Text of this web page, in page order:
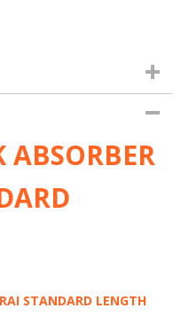
ABSORBER
STANDARD LENGTH